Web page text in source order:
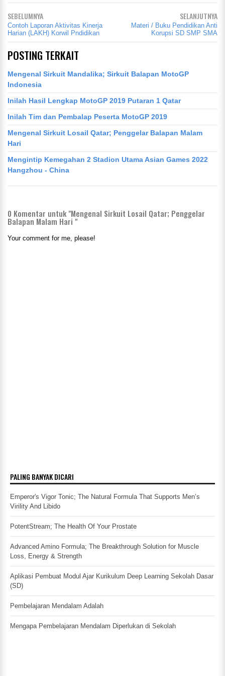
SEBELUMNYA
Contoh Laporan Aktivitas Kinerja
Harian (LAKH) Korwil Pndidikan
SELANJUTNYA
Materi / Buku Pendidikan Anti
Korupsi SD SMP SMA
POSTING TERKAIT
Mengenal Sirkuit Mandalika; Sirkuit Balapan MotoGP
Indonesia
Inilah Hasil Lengkap MotoGP 2019 Putaran 1 Qatar
Inilah Tim dan Pembalap Peserta MotoGP 2019
Mengenal Sirkuit Losail Qatar; Penggelar Balapan Malam
Hari
Mengintip Kemegahan 2 Stadion Utama Asian Games 2022
Hangzhou - China
0 Komentar untuk "Mengenal Sirkuit Losail Qatar; Penggelar
Balapan Malam Hari "
Your comment for me, please!
PALING BANYAK DICARI
Emperor's Vigor Tonic; The Natural Formula That Supports Men’s
Virility And Libido
PotentStream; The Health Of Your Prostate
Advanced Amino Formula; The Breakthrough Solution for Muscle
Loss, Energy & Strength
Aplikasi Pembuat Modul Ajar Kurikulum Deep Learning Sekolah Dasar
(SD)
Pembelajaran Mendalam Adalah
Mengapa Pembelajaran Mendalam Diperlukan di Sekolah